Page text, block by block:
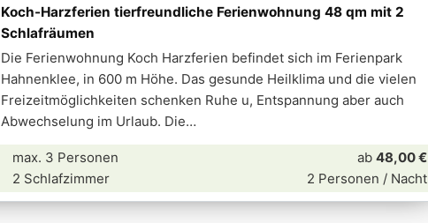
Koch-Harzferien tierfreundliche Ferienwohnung 48 qm mit 2
Schlafräumen
Die Ferienwohnung Koch Harzferien befindet sich im Ferienpark
Hahnenklee, in 600 m Höhe. Das gesunde Heilklima und die vielen
Freizeitmöglichkeiten schenken Ruhe u, Entspannung aber auch
Abwechselung im Urlaub. Die
max. 3 Personen
2 Schlafzimmer
ab 48,00 €
2 Personen / Nacht